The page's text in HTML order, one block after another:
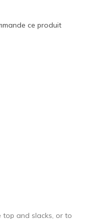
QUICKLY
ce produit
and slacks, or to